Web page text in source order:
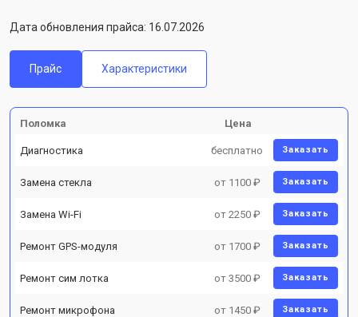
Дата обновления прайса: 16.07.2026
Прайс Характеристики
Поломка Цена
Диагностика бесплатно Заказать
Замена стекла от 1100 ₽ Заказать
Замена Wi-Fi от 2250 ₽ Заказать
Ремонт GPS-модуля от 1700 ₽ Заказать
Ремонт сим лотка от 3500 ₽ Заказать
Ремонт микрофона от 1450 ₽ Заказать